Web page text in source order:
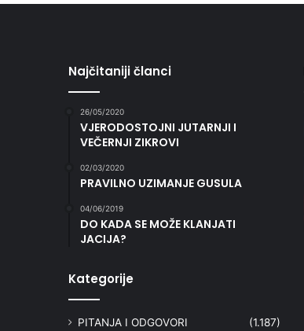
Najčitaniji članci
26/05/2020
VJERODOSTOJNI JUTARNJI I
VEČERNJI ZIKROVI
02/03/2020
PRAVILNO UZIMANJE GUSULA
04/06/2019
DO KADA SE MOŽE KLANJATI
JACIJA?
Kategorije
PITANJA I ODGOVORI (1.187)